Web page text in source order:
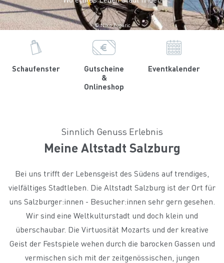
© Niko Zuparic
Schaufenster
Gutscheine
&
Onlineshop
Eventkalender
Sinnlich Genuss Erlebnis
Meine Altstadt Salzburg
Bei uns trifft der Lebensgeist des Südens auf trendiges,
vielfältiges Stadtleben. Die Altstadt Salzburg ist der Ort für
uns Salzburger:innen - Besucher:innen sehr gern gesehen.
Wir sind eine Weltkulturstadt und doch klein und
überschaubar. Die Virtuosität Mozarts und der kreative
Geist der Festspiele wehen durch die barocken Gassen und
vermischen sich mit der zeitgenössischen, jungen